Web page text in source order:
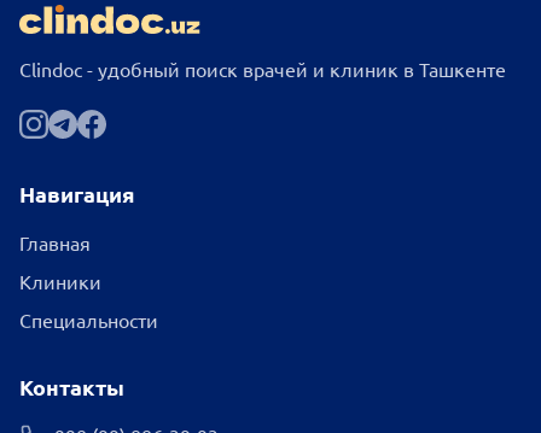
Clindoc - удобный поиск врачей и клиник в Ташкенте
Навигация
Главная
Клиники
Специальности
Контакты